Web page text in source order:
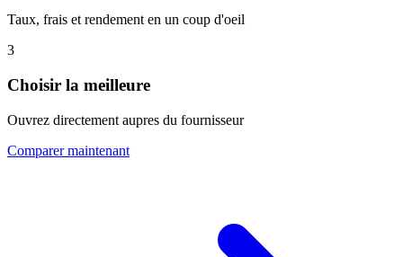
Taux, frais et rendement en un coup d'oeil
3
Choisir la meilleure
Ouvrez directement aupres du fournisseur
Comparer maintenant